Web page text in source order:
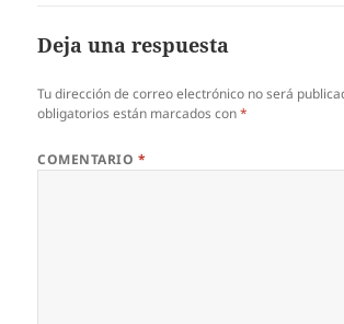
Deja una respuesta
Tu dirección de correo electrónico no será
obligatorios están marcados con*
COMENTARIO *